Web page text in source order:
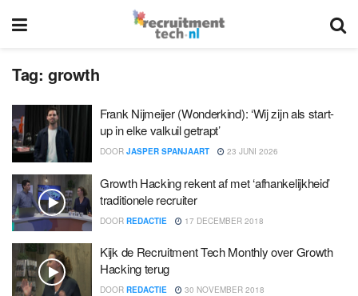
Tag: growth
Frank Nijmeijer (Wonderkind): ‘Wij zijn als start-
up in elke valkuil getrapt’
DOOR JASPER SPANJAART 23 JUNI 2026
Growth Hacking rekent af met ‘afhankelijkheid’
traditionele recruiter
DOOR REDACTIE 17 DECEMBER 2018
Kijk de Recruitment Tech Monthly over Growth
Hacking terug
DOOR REDACTIE 30 NOVEMBER 2018